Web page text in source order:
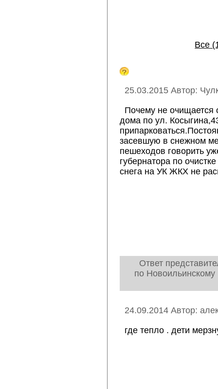
Все
25.03.2015 Автор:
Почему не очищается
дома по ул.
засевшую в снежном
пешеходов говорить
губернатора по
снега на УК ЖКХ не
Ответ
по Новоильинскому
24.09.2014 Автор:
где тепло . дети